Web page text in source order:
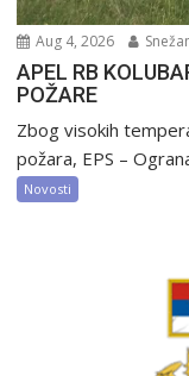
Aug 4, 2026
APEL RB
POŽARE
Zbog visokih
požara, EPS –
Novosti